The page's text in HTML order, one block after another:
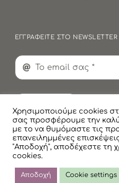
ΕΓΓΡΑΦΕΙΤΕ ΣΤΟ NEWSLETTER
© Copyright
Πολιτική Προστασίας
Χρησιμοποιούμε cookies
σας προσφέρουμε την
με το να θυμόμαστε τις
επανειλημμένες
"Αποδοχή", αποδέχεστε
cookies.
Αποδοχή Cookie settings